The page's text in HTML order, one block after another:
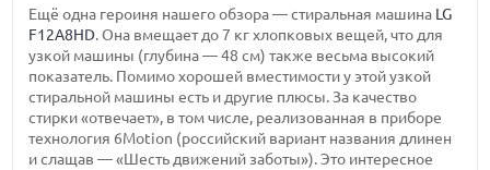
Ещё одна героиня нашего обзора — стиральная машина LG
F12A8HD. Она вмещает до 7 кг хлопковых вещей, что для
узкой машины (глубина — 48 см) также весьма высокий
показатель. Помимо хорошей вместимости у этой узкой
стиральной машины есть и другие плюсы. За качество
стирки «отвечает», в том числе, реализованная в приборе
технология 6Motion (российский вариант названия длинен
и слащав — «Шесть движений заботы»). Это интересное